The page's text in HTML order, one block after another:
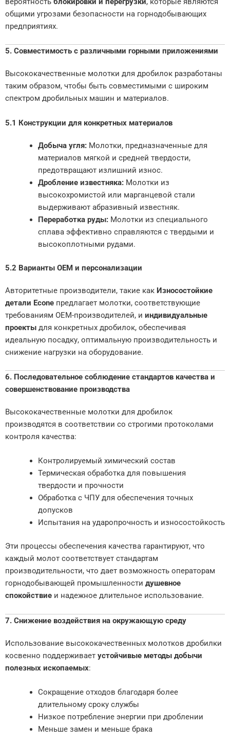
общими угрозами безопасности на горнодобывающих
предприятиях.
5. Совместимость с различными горными приложениями
Высококачественные молотки для дробилок разработаны
таким образом, чтобы быть совместимыми с широким
спектром дробильных машин и материалов.
5.1 Конструкции для конкретных материалов
Добыча угля:Молотки, предназначенные для
материалов мягкой и средней твердости,
предотвращают излишний износ.
Дробление известняка:Молотки из
высокохромистой или марганцевой стали
выдерживают абразивный известняк.
Переработка руды:Молотки из специального
сплава эффективно справляются с твердыми и
высокоплотными рудами.
5.2 Варианты OEM и персонализации
Авторитетные производители, такие как Износостойкие
детали Econe предлагает молотки, соответствующие
требованиям OEM-производителей, и индивидуальные
проекты для конкретных дробилок, обеспечивая
идеальную посадку, оптимальную производительность и
снижение нагрузки на оборудование.
6. Последовательное соблюдение стандартов качества и
совершенствование производства
Высококачественные молотки для дробилок
производятся в соответствии со строгими протоколами
контроля качества:
Контролируемый химический состав
Термическая обработка для повышения
твердости и прочности
Обработка с ЧПУ для обеспечения точных
допусков
Испытания на ударопрочность и износостойкость
Эти процессы обеспечения качества гарантируют, что
каждый молот соответствует стандартам
производительности, что дает возможность операторам
горнодобывающей промышленности душевное
спокойствие и надежное длительное использование.
7. Снижение воздействия на окружающую среду
Использование высококачественных молотков дробилки
косвенно поддерживает устойчивые методы добычи
полезных ископаемых:
Сокращение отходов благодаря более
длительному сроку службы
Низкое потребление энергии при дроблении
Меньше замен и меньше брака